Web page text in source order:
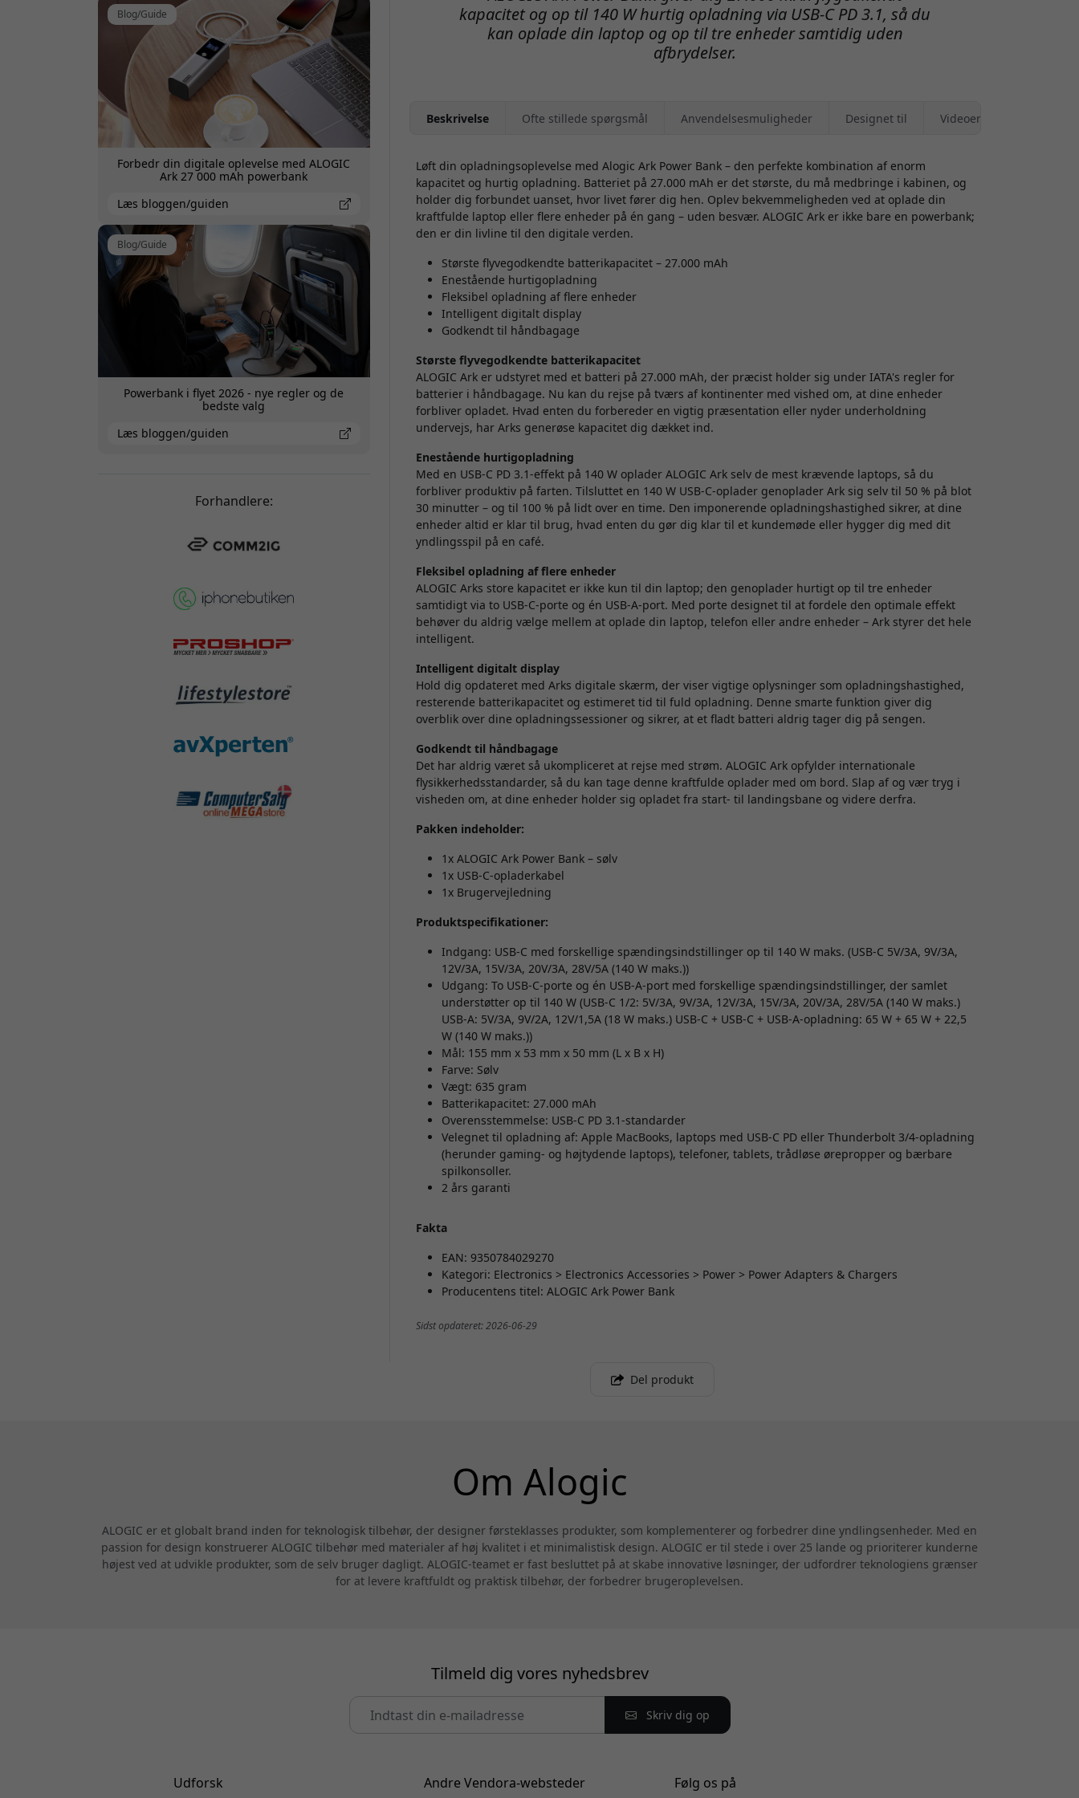
kapacitet og op til 140 W hurtig opladning via USB-C PD 3.1, så du
kan oplade din laptop og op til tre enheder samtidig uden
afbrydelser.
Beskrivelse Ofte stillede spørgsmål Anvendelsesmuligheder Designet til Videoer
Løft din opladningsoplevelse med Alogic Ark Power Bank – den perfekte kombination af enorm
kapacitet og hurtig opladning. Batteriet på 27.000 mAh er det største, du må medbringe i kabinen, og
holder dig forbundet uanset, hvor livet fører dig hen. Oplev bekvemmeligheden ved at oplade din
kraftfulde laptop eller flere enheder på én gang – uden besvær. ALOGIC Ark er ikke bare en powerbank;
den er din livline til den digitale verden.
Største flyvegodkendte batterikapacitet – 27.000 mAh
Enestående hurtigopladning
Fleksibel opladning af flere enheder
Intelligent digitalt display
Godkendt til håndbagage
Største flyvegodkendte batterikapacitet
ALOGIC Ark er udstyret med et batteri på 27.000 mAh, der præcist holder sig under IATA's regler for
batterier i håndbagage. Nu kan du rejse på tværs af kontinenter med vished om, at dine enheder
forbliver opladet. Hvad enten du forbereder en vigtig præsentation eller nyder underholdning
undervejs, har Arks generøse kapacitet dig dækket ind.
Enestående hurtigopladning
Med en USB-C PD 3.1-effekt på 140 W oplader ALOGIC Ark selv de mest krævende laptops, så du
forbliver produktiv på farten. Tilsluttet en 140 W USB-C-oplader genoplader Ark sig selv til 50 % på blot
30 minutter – og til 100 % på lidt over en time. Den imponerende opladningshastighed sikrer, at dine
enheder altid er klar til brug, hvad enten du gør dig klar til et kundemøde eller hygger dig med dit
yndlingsspil på en café.
Fleksibel opladning af flere enheder
ALOGIC Arks store kapacitet er ikke kun til din laptop; den genoplader hurtigt op til tre enheder
samtidigt via to USB-C-porte og én USB-A-port. Med porte designet til at fordele den optimale effekt
behøver du aldrig vælge mellem at oplade din laptop, telefon eller andre enheder – Ark styrer det hele
intelligent.
Intelligent digitalt display
Hold dig opdateret med Arks digitale skærm, der viser vigtige oplysninger som opladningshastighed,
resterende batterikapacitet og estimeret tid til fuld opladning. Denne smarte funktion giver dig
overblik over dine opladningssessioner og sikrer, at et fladt batteri aldrig tager dig på sengen.
Godkendt til håndbagage
Det har aldrig været så ukompliceret at rejse med strøm. ALOGIC Ark opfylder internationale
flysikkerhedsstandarder, så du kan tage denne kraftfulde oplader med om bord. Slap af og vær tryg i
visheden om, at dine enheder holder sig opladet fra start- til landingsbane og videre derfra.
Pakken indeholder:
1x ALOGIC Ark Power Bank – sølv
1x USB-C-opladerkabel
1x Brugervejledning
Produktspecifikationer:
Indgang: USB-C med forskellige spændingsindstillinger op til 140 W maks. (USB-C 5V/3A, 9V/3A,
12V/3A, 15V/3A, 20V/3A, 28V/5A (140 W maks.))
Udgang: To USB-C-porte og én USB-A-port med forskellige spændingsindstillinger, der samlet
understøtter op til 140 W (USB-C 1/2: 5V/3A, 9V/3A, 12V/3A, 15V/3A, 20V/3A, 28V/5A (140 W maks.)
USB-A: 5V/3A, 9V/2A, 12V/1,5A (18 W maks.) USB-C + USB-C + USB-A-opladning: 65 W + 65 W + 22,5
W (140 W maks.))
Mål: 155 mm x 53 mm x 50 mm (L x B x H)
Farve: Sølv
Vægt: 635 gram
Batterikapacitet: 27.000 mAh
Overensstemmelse: USB-C PD 3.1-standarder
Velegnet til opladning af: Apple MacBooks, laptops med USB-C PD eller Thunderbolt 3/4-opladning
(herunder gaming- og højtydende laptops), telefoner, tablets, trådløse ørepropper og bærbare
spilkonsoller.
2 års garanti
Fakta
EAN: 9350784029270
Kategori: Electronics > Electronics Accessories > Power > Power Adapters & Chargers
Producentens titel: ALOGIC Ark Power Bank
Sidst opdateret: 2026-06-29
Blog/Guide
Forbedr din digitale oplevelse med ALOGIC
Ark 27 000 mAh powerbank
Læs bloggen/guiden
Blog/Guide
Powerbank i flyet 2026 - nye regler og de
bedste valg
Læs bloggen/guiden
Forhandlere:
Del produkt
Om Alogic
ALOGIC er et globalt brand inden for teknologisk tilbehør, der designer førsteklasses produkter, som komplementerer og forbedrer dine yndlingsenheder. Med en
passion for design konstruerer ALOGIC tilbehør med materialer af høj kvalitet i et minimalistisk design. ALOGIC er til stede i over 25 lande og prioriterer kunderne
højest ved at udvikle produkter, som de selv bruger dagligt. ALOGIC-teamet er fast besluttet på at skabe innovative løsninger, der udfordrer teknologiens grænser
for at levere kraftfuldt og praktisk tilbehør, der forbedrer brugeroplevelsen.
Tilmeld dig vores nyhedsbrev
Skriv dig op
Udforsk Andre Vendora-websteder Følg os på